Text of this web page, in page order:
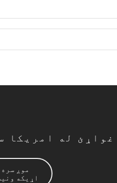
غواړئ له امریکا
موږ سره
اړیکه